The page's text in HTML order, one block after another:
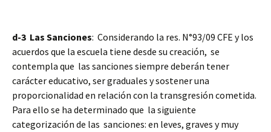
d-3 Las Sanciones: Considerando la res. N°93/09 CFE y los
acuerdos que la escuela tiene desde su creación, se
contempla que las sanciones siempre deberán tener
carácter educativo, ser graduales y sostener una
proporcionalidad en relación con la transgresión cometida.
Para ello se ha determinado que la siguiente
categorización de las sanciones: en leves, graves y muy